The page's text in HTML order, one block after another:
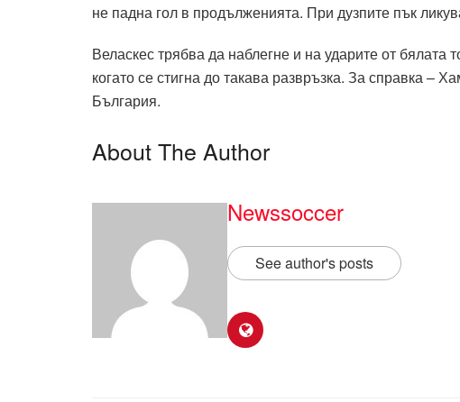
не падна гол в продълженията. При дузпите пък
Веласкес трябва да наблегне и на ударите от бялата
когато се стигна до такава развръзка. За справка –
България.
About The Author
Newssoccer
See author's posts